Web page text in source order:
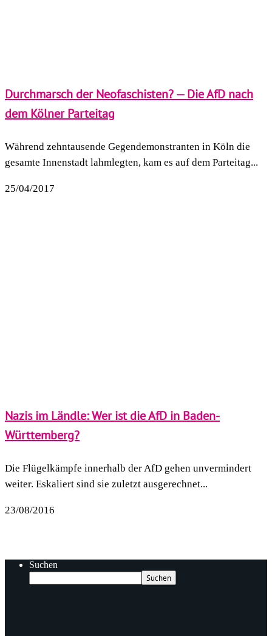
Durchmarsch der Neofaschisten? — Die AfD nach
dem Kölner Parteitag
Während zehntausende Gegendemonstranten in Köln die
gesamte Innenstadt lahmlegten, kam es auf dem Parteitag...
25/04/2017
Nazis im Ländle: Wer ist die AfD in Baden-
Württemberg?
Die Flügelkämpfe innerhalb der AfD gehen unvermindert
weiter. Eskaliert sind sie zuletzt ausgerechnet...
23/08/2016
Suchen
Suchen